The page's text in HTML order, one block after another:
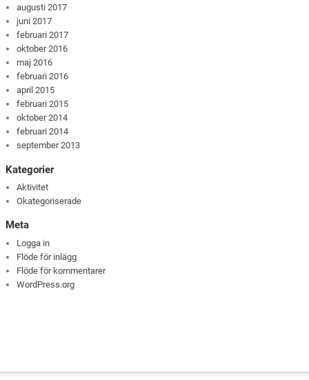
augusti 2017
juni 2017
februari 2017
oktober 2016
maj 2016
februari 2016
april 2015
februari 2015
oktober 2014
februari 2014
september 2013
Kategorier
Aktivitet
Okategoriserade
Meta
Logga in
Flöde för inlägg
Flöde för kommentarer
WordPress.org